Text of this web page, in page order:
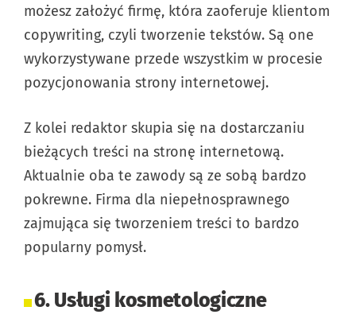
możesz założyć firmę, która zaoferuje klientom
copywriting, czyli tworzenie tekstów. Są one
wykorzystywane przede wszystkim w procesie
pozycjonowania strony internetowej.
Z kolei redaktor skupia się na dostarczaniu
bieżących treści na stronę internetową.
Aktualnie oba te zawody są ze sobą bardzo
pokrewne. Firma dla niepełnosprawnego
zajmująca się tworzeniem treści to bardzo
popularny pomysł.
6. Usługi kosmetologiczne